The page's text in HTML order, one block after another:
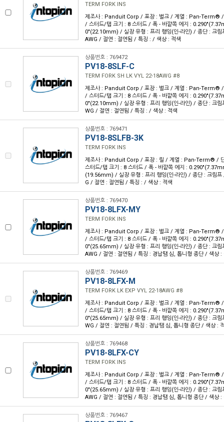
TERM FORK INS
제조사 : Panduit Corp / 포장 : 벌크 / 계열 : Pan-Term® /
/ 스터드/탭 크기 : 8 스터드 / 폭 - 바깥쪽 에지 :
0"(22.10mm) / 실장 유형 : 프리 행잉(인-라인) / 종단 : 크림
AWG / 절연 : 절연됨 / 특징 : / 색상 : 적색
상품번호 : 769472
PV18-8SLF-C
TERM FORK SH LK VYL 22-18AWG #8
제조사 : Panduit Corp / 포장 : 벌크 / 계열 : Pan-Term® /
/ 스터드/탭 크기 : 8 스터드 / 폭 - 바깥쪽 에지 :
0"(22.10mm) / 실장 유형 : 프리 행잉(인-라인) / 종단 : 크림
WG / 절연 : 절연됨 / 특징 : / 색상 : 적색
상품번호 : 769471
PV18-8SLFB-3K
TERM FORK INS
제조사 : Panduit Corp / 포장 : 릴 / 계열 : Pan-Term® /
스터드/탭 크기 : 8 스터드 / 폭 - 바깥쪽 에지 :
(19.56mm) / 실장 유형 : 프리 행잉(인-라인) / 종단 : 크림프
G / 절연 : 절연됨 / 특징 : / 색상 : 적색
상품번호 : 769470
PV18-8LFX-MY
TERM FORK INS
제조사 : Panduit Corp / 포장 : 벌크 / 계열 : Pan-Term® /
/ 스터드/탭 크기 : 8 스터드 / 폭 - 바깥쪽 에지 :
0"(25.65mm) / 실장 유형 : 프리 행잉(인-라인) / 종단 : 크림
AWG / 절연 : 절연됨 / 특징 : 경납땜 심, 톱니형 종단 / 색상 :
상품번호 : 769469
PV18-8LFX-M
TERM FORK LK EXP VYL 22-18AWG #8
제조사 : Panduit Corp / 포장 : 벌크 / 계열 : Pan-Term® /
/ 스터드/탭 크기 : 8 스터드 / 폭 - 바깥쪽 에지 :
0"(25.65mm) / 실장 유형 : 프리 행잉(인-라인) / 종단 : 크림
WG / 절연 : 절연됨 / 특징 : 경납땜 심, 톱니형 종단 / 색상 :
상품번호 : 769468
PV18-8LFX-CY
TERM FORK INS
제조사 : Panduit Corp / 포장 : 벌크 / 계열 : Pan-Term® /
/ 스터드/탭 크기 : 8 스터드 / 폭 - 바깥쪽 에지 :
0"(25.65mm) / 실장 유형 : 프리 행잉(인-라인) / 종단 : 크림
AWG / 절연 : 절연됨 / 특징 : 경납땜 심, 톱니형 종단 / 색상 :
상품번호 : 769467